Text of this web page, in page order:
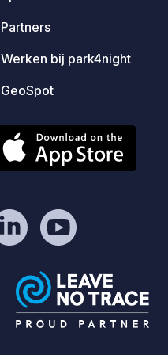
Partners
Werken bij park4night
GeoSpot